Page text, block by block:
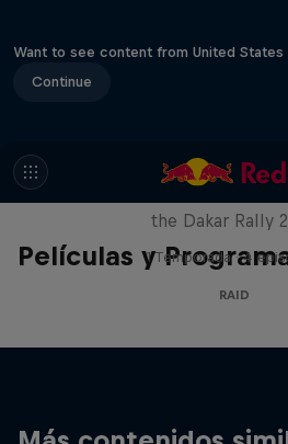
Want to see content from United States
Continue
Películas y
Journey to
the Dakar Rally
1 Temporada · 4
RAID